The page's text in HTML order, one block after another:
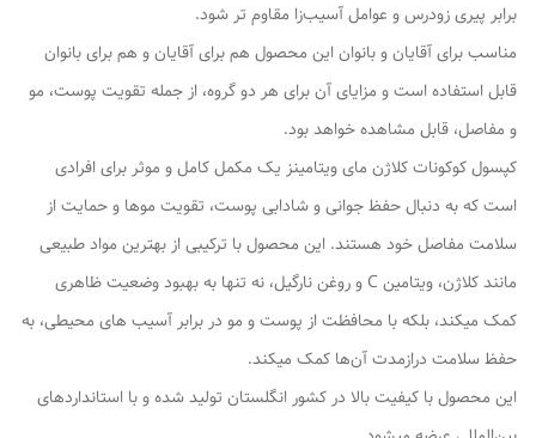
برابر پیری زودرس و عوامل آسیب‌زا مقاوم‌ تر شود.
مناسب برای آقایان و بانوان این محصول هم برای آقایان و هم برای بانوان
قابل استفاده است و مزایای آن برای هر دو گروه، از جمله تقویت پوست، مو
و مفاصل، قابل مشاهده خواهد بود.
کپسول کوکونات کلاژن مای ویتامینز یک مکمل کامل و موثر برای افرادی
است که به دنبال حفظ جوانی و شادابی پوست، تقویت موها و حمایت از
سلامت مفاصل خود هستند. این محصول با ترکیبی از بهترین مواد طبیعی
مانند کلاژن، ویتامین C و روغن نارگیل، نه تنها به بهبود وضعیت ظاهری
کمک میکند، بلکه با محافظت از پوست و مو در برابر آسیب‌ های محیطی، به
حفظ سلامت درازمدت آن‌ها کمک میکند.
این محصول با کیفیت بالا در کشور انگلستان تولید شده و با استانداردهای